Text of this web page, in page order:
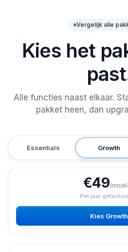
Vergelijk alle
Kies het
Alle functies naast elkaar.
pakket heen, dan
Essentials Growth
€49/mnd€
Per jaar
Kies Growth